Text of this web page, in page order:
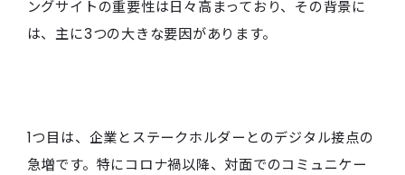
ングサイトの重要性は日々高まっており、その背景に
は、主に3つの大きな要因があります。
1つ目は、企業とステークホルダーとのデジタル接点の
急増です。特にコロナ禍以降、対面でのコミュニケー